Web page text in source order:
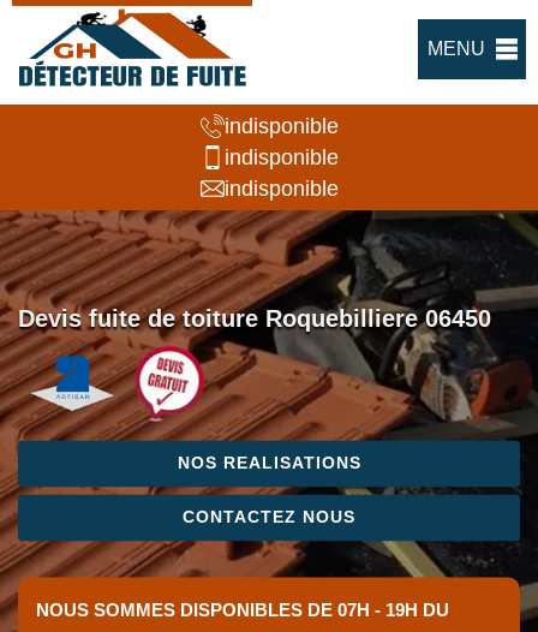
MENU
indisponible
indisponible
indisponible
Devis fuite de toiture Roquebilliere 06450
NOS REALISATIONS
CONTACTEZ NOUS
NOUS SOMMES DISPONIBLES DE 07H - 19H DU